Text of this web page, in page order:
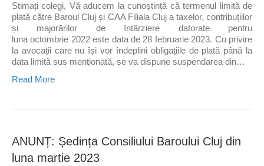
Stimați colegi, Vă aducem la cunoștință că termenul limită de
plată către Baroul Cluj și CAA Filiala Cluj a taxelor, contribuțiilor
și majorărilor de întârziere datorate pentru
luna octombrie 2022 este data de 28 februarie 2023. Cu privire
la avocații care nu își vor îndeplini obligațiile de plată până la
data limită sus menționată, se va dispune suspendarea din…
Read More
ANUNȚ: Ședința Consiliului Baroului Cluj din
luna martie 2023